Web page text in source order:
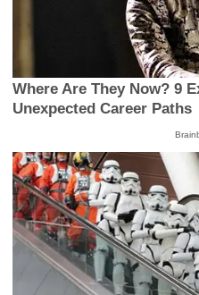
Where Are They Now? 9
Unexpected Career Paths